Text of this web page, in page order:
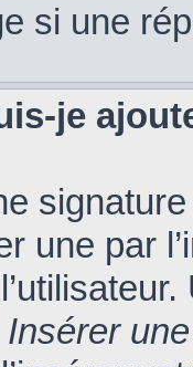
si une
je
une par
Insérer